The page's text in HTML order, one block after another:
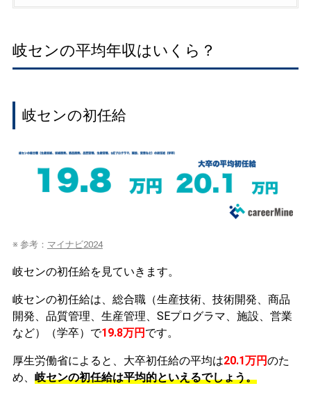
岐センの平均年収はいくら？
岐センの初任給
※ 参考： マイナビ2024
岐センの初任給を見ていきます。
岐センの初任給は、総合職（生産技術、技術開発、商品
開発、品質管理、生産管理、SEプログラマ、施設、営業
など）（学卒）で19.8万円 です。
厚生労働省によると、大卒初任給の平均は20.1万円のた
め、 岐センの初任給は平均的といえるでしょう。